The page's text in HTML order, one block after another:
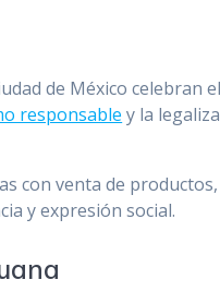
de México celebran
responsable y la
con venta de
y expresión social.